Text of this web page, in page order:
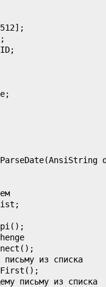
письму из списка
письму из списка